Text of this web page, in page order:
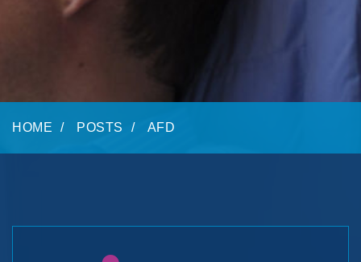
HOME POSTS AFD